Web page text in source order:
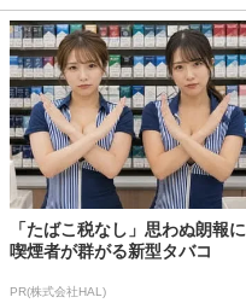
「たばこ税なし」思わぬ朗報に
喫煙者が群がる新型タバコ
PR(株式会社HAL)